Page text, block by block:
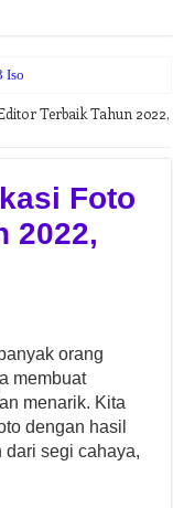
Iso
Terbaik Tahun 2022,
Foto
2022,
orang
membuat
menarik. Kita
dengan hasil
dari segi cahaya,